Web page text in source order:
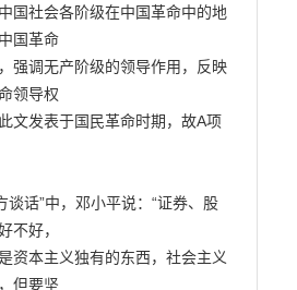
国社会各阶级在中国革命中的地
国革命
强调无产阶级的领导作用，反映
领导权
文发表于国民革命时期，故A项
谈话”中，邓小平说：“证券、股
不好，
资本主义独有的东西，社会主义
但要坚